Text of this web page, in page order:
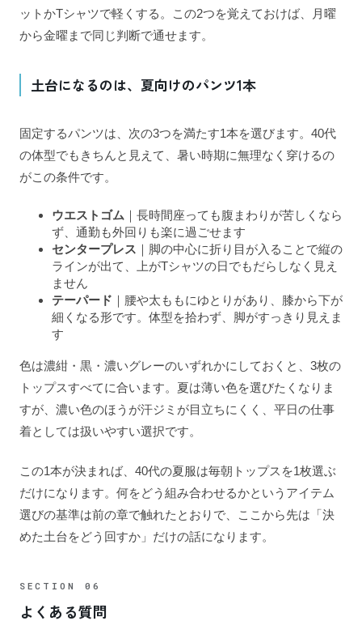
ットかTシャツで軽くする。この2つを覚えておけば、月曜
から金曜まで同じ判断で通せます。
土台になるのは、夏向けのパンツ1本
固定するパンツは、次の3つを満たす1本を選びます。40代
の体型でもきちんと見えて、暑い時期に無理なく穿けるの
がこの条件です。
ウエストゴム ｜長時間座っても腹まわりが苦しくなら
ず、通勤も外回りも楽に過ごせます
センタープレス ｜脚の中心に折り目が入ることで縦の
ラインが出て、上がTシャツの日でもだらしなく見え
ません
テーパード ｜腰や太ももにゆとりがあり、膝から下が
細くなる形です。体型を拾わず、脚がすっきり見えま
す
色は濃紺・黒・濃いグレーのいずれかにしておくと、3枚の
トップスすべてに合います。夏は薄い色を選びたくなりま
すが、濃い色のほうが汗ジミが目立ちにくく、平日の仕事
着としては扱いやすい選択です。
この1本が決まれば、40代の夏服は毎朝トップスを1枚選ぶ
だけになります。何をどう組み合わせるかというアイテム
選びの基準は前の章で触れたとおりで、ここから先は「決
めた土台をどう回すか」だけの話になります。
よくある質問